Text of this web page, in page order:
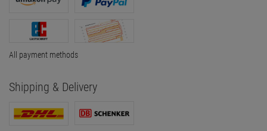
All payment methods
Shipping & Delivery